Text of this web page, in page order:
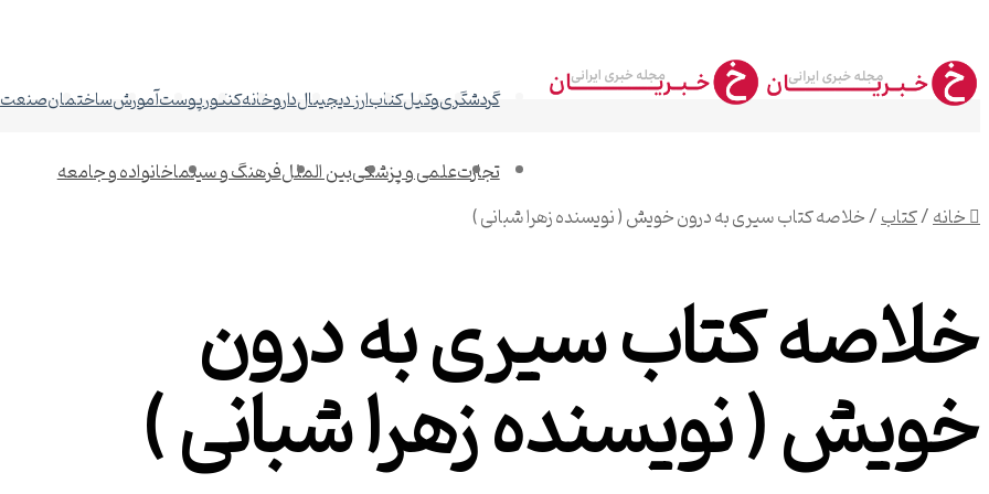
گردشگریوکیلکتابارز دیجیتالداروخانهکنکورپوستآموزشساختمانصنعت
تجارتعلمی و پزشکیبین المللفرهنگ و سینماخانواده و جامعه
خانه/کتاب/خلاصه کتاب سیری به درون خویش ( نویسنده زهرا شبانی )
خلاصه کتاب سیری به درون
خویش ( نویسنده زهرا شبانی )